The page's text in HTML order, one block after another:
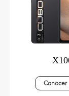
Conocer